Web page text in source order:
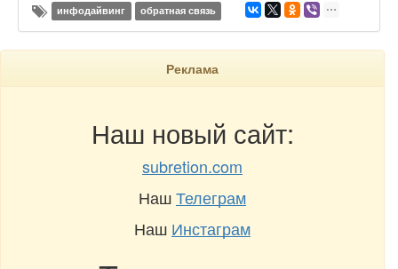
инфодайвинг обратная связь
Реклама
Наш новый сайт:
subretion.com
НашТелеграм
Наш Инстаграм